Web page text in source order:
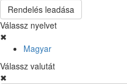
Rendelés leadása
Válassz nyelvet
✖
Magyar
Válassz valutát
✖